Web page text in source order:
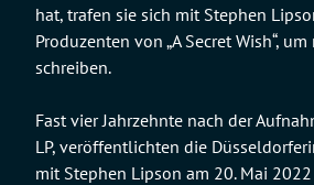
hat, trafen sie sich mit Stephen
Produzenten von „A Secret Wish“,
schreiben.
Fast vier Jahrzehnte nach der
LP, veröffentlichten die
mit Stephen Lipson am 20. Mai 2022